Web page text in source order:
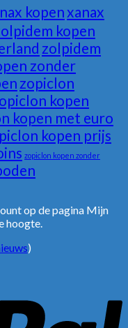
kopenxanax
kopen
zolpidem
zonder
zopiclon
kopen
kopen met euro
kopen prijs
zopiclon kopen zonder
op de pagina Mijn
hoogte.
)